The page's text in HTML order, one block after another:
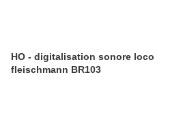
HO - digitalisation sonore loco
fleischmann BR103